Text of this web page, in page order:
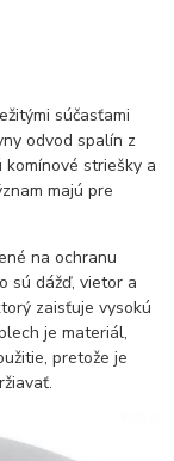
súčasťami
odvod spalín z
striešky a
majú pre
na ochranu
sú dážď, vietor a
zaisťuje vysokú
je materiál,
pretože je